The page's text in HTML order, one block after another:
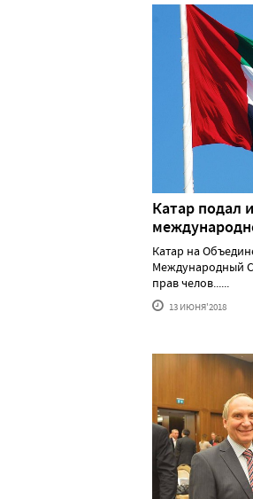
Катар подал
Катар на
Международный
прав челов......
13 ИЮНЯ'2018